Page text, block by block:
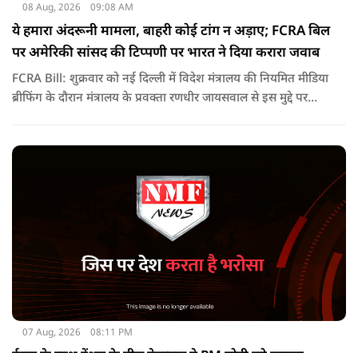
08 Aug, 2026 09:08 AM
ये हमारा अंदरूनी मामला, बाहरी कोई टांग न अड़ाए; FCRA बिल
पर अमेरिकी सांसद की टिप्पणी पर भारत ने दिया करारा जवाब
FCRA Bill: शुक्रवार को नई दिल्ली में विदेश मंत्रालय की नियमित मीडिया
ब्रीफिंग के दौरान मंत्रालय के प्रवक्ता रणधीर जायसवाल से इस मुद्दे पर
की संसद करती है.
07 Aug, 2026 08:11 PM